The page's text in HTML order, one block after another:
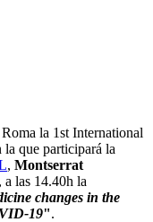
la 1st International
que participará la
, Montserrat
a las 14.40h la
changes in the
19".